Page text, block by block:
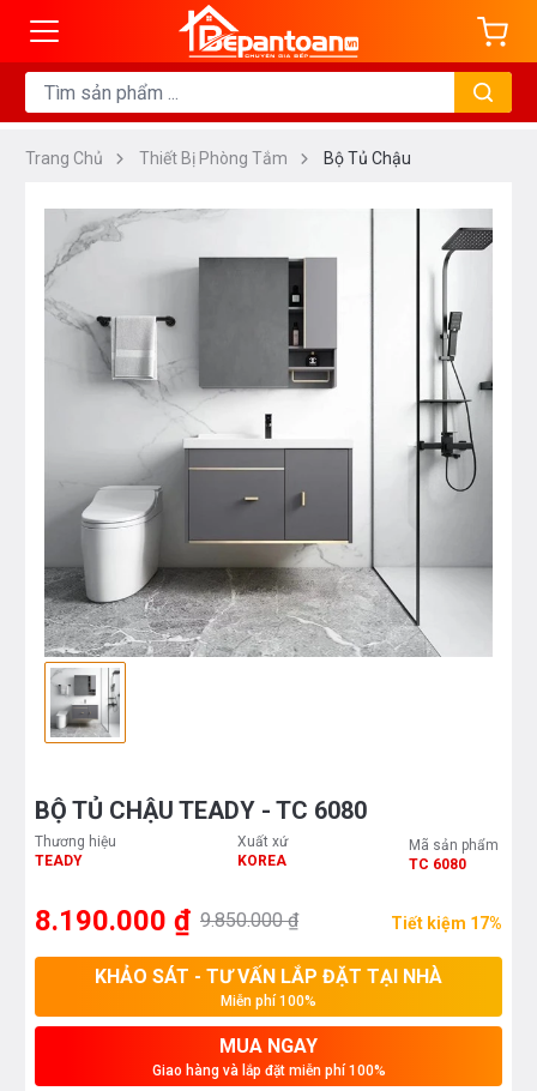
Trang Chủ Thiết Bị Phòng Tắm Bộ Tủ Chậu
BỘ TỦ CHẬU TEADY - TC 6080
Thương hiệu
TEADY
Xuất xứ
KOREA
Mã sản phẩm
TC 6080
8.190.000 ₫ 9.850.000 ₫ Tiết kiệm 17%
KHẢO SÁT - TƯ VẤN LẮP ĐẶT TẠI NHÀ
Miễn phí 100%
MUA NGAY
Giao hàng và lắp đặt miễn phí 100%